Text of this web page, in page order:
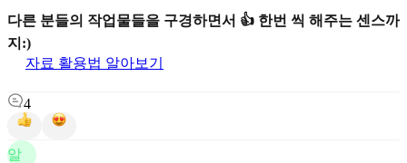
다른 분들의 작업물들을 구경하면서 👍 한번 씩 해주는 센스까
지:)
자료 활용법 알아보기
4
알